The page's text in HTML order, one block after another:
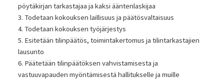
pöytäkirjan tarkastajaa ja kaksi ääntenlaskijaa
3. Todetaan kokouksen laillisuus ja päätösvaltaisuus
4. Todetaan kokouksen työjärjestys
5. Esitetään tilinpäätös, toimintakertomus ja tilintarkastajien
lausunto
6. Päätetään tilinpäätöksen vahvistamisesta ja
vastuuvapauden myöntämisestä hallitukselle ja muille